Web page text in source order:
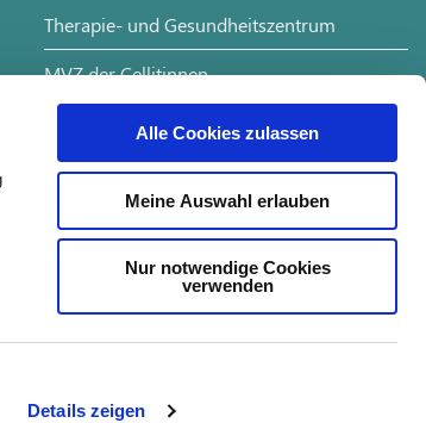
Details zeigen
Alle Cookies zulassen
Meine Auswahl erlauben
Nur notwendige Cookies
verwenden
Therapie- und Gesundheitszentrum
MVZ der Cellitinnen
Interdisziplinäres Tumorboard
Jobs